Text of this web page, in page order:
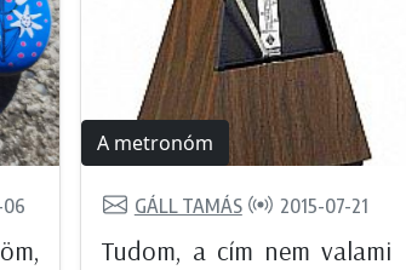
A metronóm
GÁLL TAMÁS 2015-07-21
Tudom, a cím nem valami